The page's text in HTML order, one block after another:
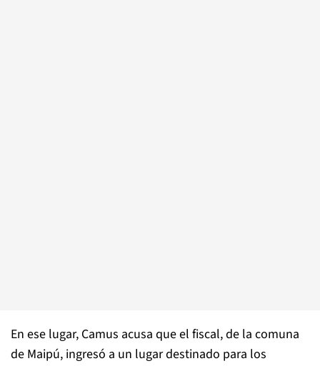
En ese lugar, Camus acusa que el fiscal, de la comuna
de Maipú, ingresó a un lugar destinado para los